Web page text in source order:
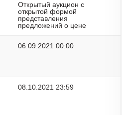
Открытый аукцион с
открытой формой
представления
предложений о цене
06.09.2021 00:00
08.10.2021 23:59